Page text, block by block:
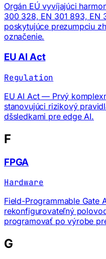
Orgán EÚ vyvíjajúci
300 328, EN 301 893, EN
poskytujúce prezumpciu
označenie.
EU AI Act
Regulation
EU AI Act — Prvý
stanovujúci rizikový
dšsledkami pre edge AI.
F
FPGA
Hardware
Field-Programmable Gate
rekonfigurovateľný
programovať po výrobe
G